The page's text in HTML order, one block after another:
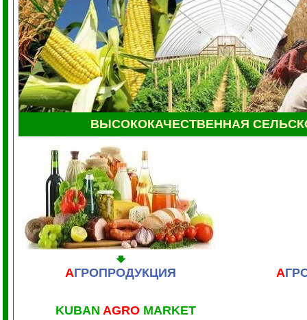
ВЫСОКОКАЧЕСТВЕННАЯ
АГРОПРОДУКЦИЯ А
KUBAN AGRO MARKET